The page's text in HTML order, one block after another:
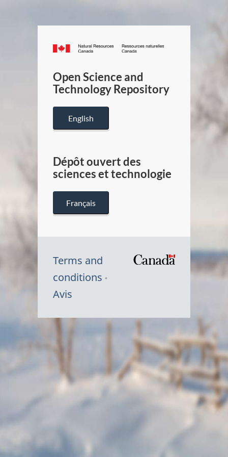
Canada.ca
/
Canada
Open Science and
Technology Repository
English
Dépôt ouvert des
sciences et technologie
Français
Terms and
conditions
Avis
Symbole
Canada